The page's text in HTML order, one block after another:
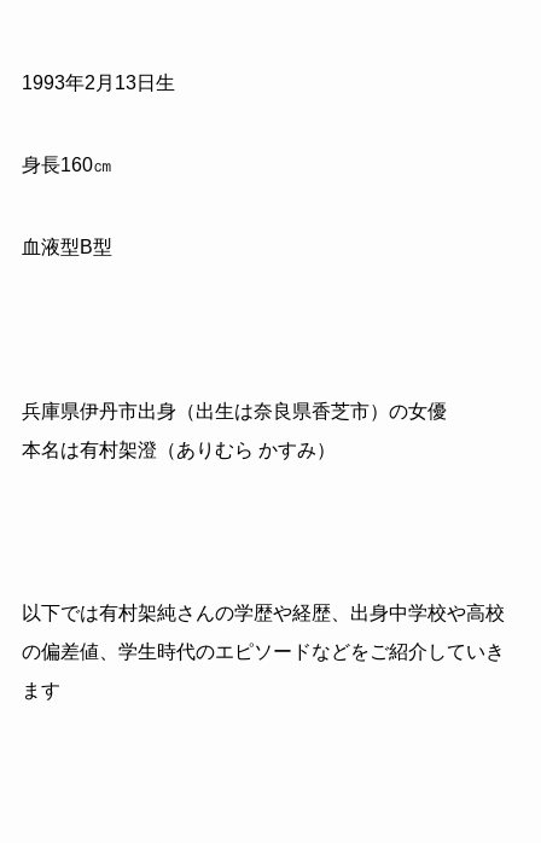
1993年2月13日生
身長160㎝
血液型B型
兵庫県伊丹市出身（出生は奈良県香芝市）の女優
本名は有村架澄（ありむら かすみ）
以下では有村架純さんの学歴や経歴、出身中学校や高校
の偏差値、学生時代のエピソードなどをご紹介していき
ます